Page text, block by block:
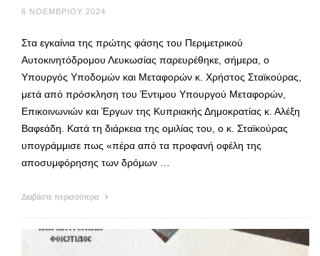
6 ΝΟΕΜΒΡΊΟΥ 2024
Στα εγκαίνια της πρώτης φάσης του Περιμετρικού
Αυτοκινητόδρομου Λευκωσίας παρευρέθηκε, σήμερα, ο
Υπουργός Υποδομών και Μεταφορών κ. Χρήστος Σταϊκούρας,
μετά από πρόσκληση του Έντιμου Υπουργού Μεταφορών,
Επικοινωνιών και Έργων της Κυπριακής Δημοκρατίας κ. Αλέξη
Βαφεάδη. Κατά τη διάρκεια της ομιλίας του, ο κ. Σταϊκούρας
υπογράμμισε πως «πέρα από τα προφανή οφέλη της
αποσυμφόρησης των δρόμων …
Διαβάστε περισσότερα